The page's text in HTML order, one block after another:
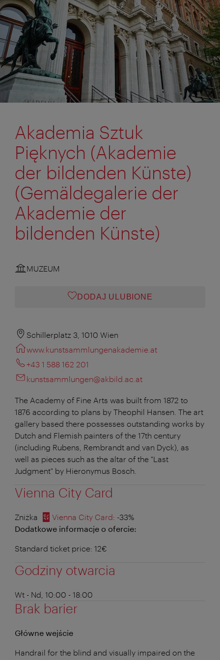
Akademia Sztuk
Pięknych (Akademie
der bildenden Künste)
(Gemäldegalerie der
Akademie der
bildenden Künste)
MUZEUM
DODAJ ULUBIONE
Schillerplatz 3, 1010 Wien
www.kunstsammlungenakademie.at
+43 1 588 162 201
kunstsammlungen@akbild.ac.at
The Academy of Fine Arts was built from 1872 to
1876 according to plans by Theophil Hansen. The art
gallery based there possesses outstanding works by
Dutch and Flemish painters of the 17th century
(including Rubens, Rembrandt and van Dyck), as
well as pieces such as the altar of the "Last
Judgment" by Hieronymus Bosch.
Vienna City Card
Zniżka Vienna City Card: -33%
Dodatkowe informacje o ofercie:
Standard ticket price: 12€
Godziny otwarcia
Wt - Nd, 10:00 - 18:00
Brak barier
Główne wejście
Handrail for the blind and visually impaired on the